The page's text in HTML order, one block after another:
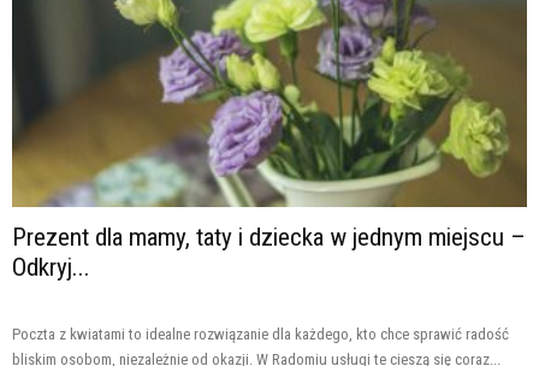
Prezent dla mamy, taty i dziecka w jednym miejscu –
Odkryj...
Poczta z kwiatami to idealne rozwiązanie dla każdego, kto chce sprawić radość
bliskim osobom, niezależnie od okazji. W Radomiu usługi te cieszą się coraz...